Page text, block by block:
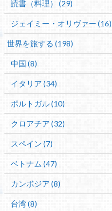
読書（料理） (29)
ジェイミー・オリヴァー (16)
世界を旅する (198)
中国 (8)
イタリア (34)
ポルトガル (10)
クロアチア (32)
スペイン (7)
ベトナム (47)
カンボジア (8)
台湾 (8)